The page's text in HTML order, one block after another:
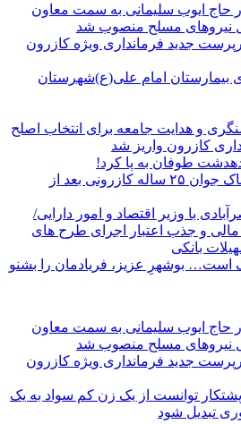
حاج ایوب سلیمانی به سمت معاون
نیروهای مسلح منصوب شد
جدید فرمانداری ویژه کازرون
بیمارستان امام علی(ع)شهرستان
و هدایت‌ جامعه برای انتخاب اصلح
کازرون واریز شد
طوفان به پا کرد!
افشای راز قتل خوفناک جوان ۲۵ ساله کازرونی بعد از
با وزیر اقتصاد و امور دارایی/
و جذب اعتبار اجرای طرح های
بانکی
است… بوشهرِ عزیز، فریادمان را بشنو
حاج ایوب سلیمانی به سمت معاون
نیروهای مسلح منصوب شد
جدید فرمانداری ویژه کازرون
پشتکار توانست از یک زن کم سواد به یک
تبدیل شود